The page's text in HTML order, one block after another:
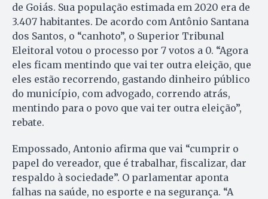
de Goiás. Sua população estimada em 2020 era de
3.407 habitantes. De acordo com Antônio Santana
dos Santos, o “canhoto”, o Superior Tribunal
Eleitoral votou o processo por 7 votos a 0. “Agora
eles ficam mentindo que vai ter outra eleição, que
eles estão recorrendo, gastando dinheiro público
do município, com advogado, correndo atrás,
mentindo para o povo que vai ter outra eleição”,
rebate.
Empossado, Antonio afirma que vai “cumprir o
papel do vereador, que é trabalhar, fiscalizar, dar
respaldo à sociedade”. O parlamentar aponta
falhas na saúde, no esporte e na segurança. “A